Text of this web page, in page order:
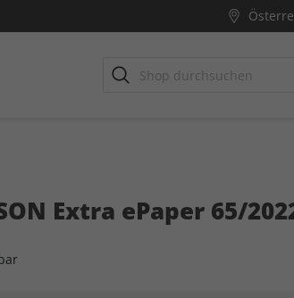
Zwischensumme
inkl. MwSt., ggf. zzgl. Versandkosten
Extra ePaper 65/